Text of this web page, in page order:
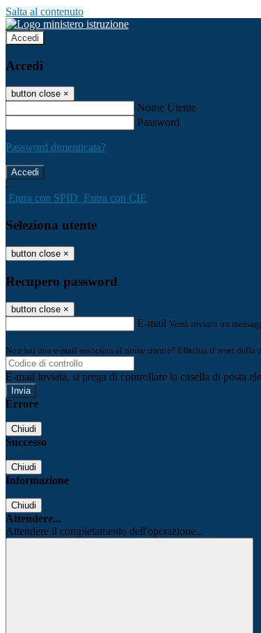
Salta al contenuto
Accedi
Accedi
button close ×
Nome Utente
Password
Password dimenticata?
-
Entra con SPID Entra con CIE
Seleziona utente
button close ×
Recupero password
button close ×
E-mail Verrà inviato un
Non hai una e-mail associata al nome utente? Effettua il reset della
E-mail inviata, si prega di controllare la casella di posta
Errore
Chiudi
Successo
Chiudi
Informazione
Chiudi
Attendere...
Attendere il completamento dell'operazione...